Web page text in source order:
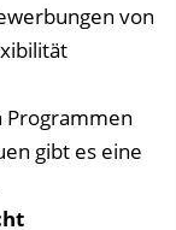
von
Programmen
gibt es eine